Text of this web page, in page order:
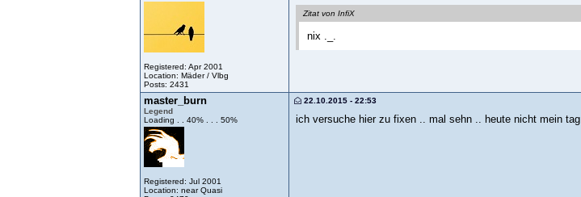
Registered: Apr 2001
Location: Mäder / Vlbg
Posts: 2431
Zitat von InfiX
nix ._.
master_burn
Legend
Loading . . 40% . . . 50%
Registered: Jul 2001
Location: near Quasi
22.10.2015 - 22:53
ich versuche hier zu fixen .. mal sehn .. heute nicht mein tag